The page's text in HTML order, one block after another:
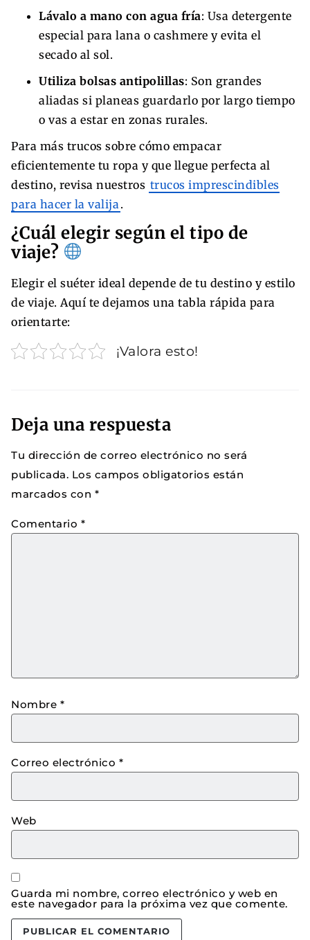
Lávalo a mano con agua fría: Usa detergente
especial para lana o cashmere y evita el
secado al sol.
Utiliza bolsas antipolillas: Son grandes
aliadas si planeas guardarlo por largo tiempo
o vas a estar en zonas rurales.
Para más trucos sobre cómo empacar
eficientemente tu ropa y que llegue perfecta al
destino, revisa nuestros trucos imprescindibles
para hacer la valija .
¿Cuál elegir según el tipo de
viaje?
Elegir el suéter ideal depende de tu destino y estilo
de viaje. Aquí te dejamos una tabla rápida para
orientarte:
¡Valora esto!
Deja una respuesta
Tu dirección de correo electrónico no será
publicada. Los campos obligatorios están
marcados con *
Comentario *
Nombre *
Correo electrónico *
Web
Guarda mi nombre, correo electrónico y web en
este navegador para la próxima vez que comente.